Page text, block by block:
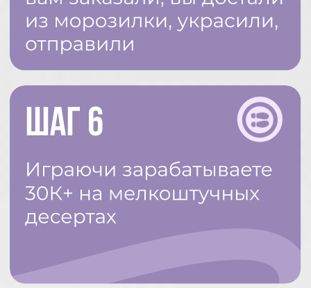
Чтобы принять участие в бесплатном мини-
курсе, оставьте свои данные, и переходите
в Телеграм-бот — все приглашения,
подарки и информация ждут вас там